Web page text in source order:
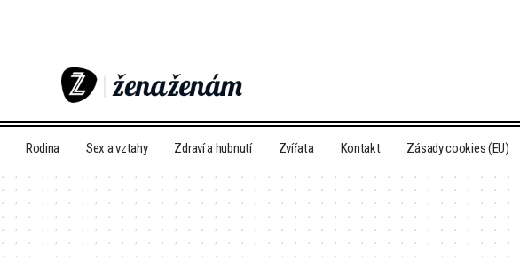
Rodina Sex a vztahy Zdraví a hubnutí Zvířata Kontakt Zásady cookies (EU)